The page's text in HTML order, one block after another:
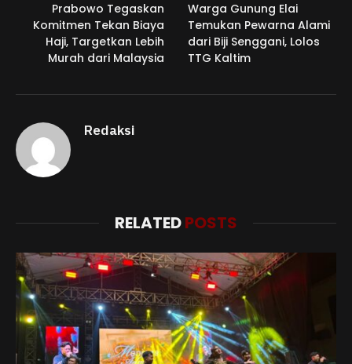
Prabowo Tegaskan
Komitmen Tekan Biaya
Haji, Targetkan Lebih
Murah dari Malaysia
Warga Gunung Elai
Temukan Pewarna Alami
dari Biji Senggani, Lolos
TTG Kaltim
Redaksi
RELATEDPOSTS